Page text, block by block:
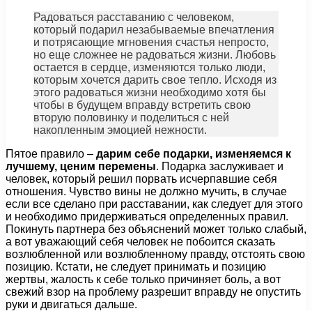
Радоваться расставанию с человеком,
который подарил незабываемые впечатления
и потрясающие мгновения счастья непросто,
но еще сложнее не радоваться жизни. Любовь
остается в сердце, изменяются только люди,
которым хочется дарить свое тепло. Исходя из
этого радоваться жизни необходимо хотя бы
чтобы в будущем вправду встретить свою
вторую половинку и поделиться с ней
накопленным эмоцией нежности.
Пятое правило – дарим себе подарки, изменяемся к
лучшему, ценим перемены. Подарка заслуживает и
человек, который решил порвать исчерпавшие себя
отношения. Чувство вины не должно мучить, в случае
если все сделано при расставании, как следует для этого
и необходимо придерживаться определенных правил.
Покинуть партнера без объяснений может только слабый,
а вот уважающий себя человек не побоится сказать
возлюбленной или возлюбленному правду, отстоять свою
позицию. Кстати, не следует принимать и позицию
жертвы, жалость к себе только причиняет боль, а вот
свежий взор на проблему разрешит вправду не опустить
руки и двигаться дальше.